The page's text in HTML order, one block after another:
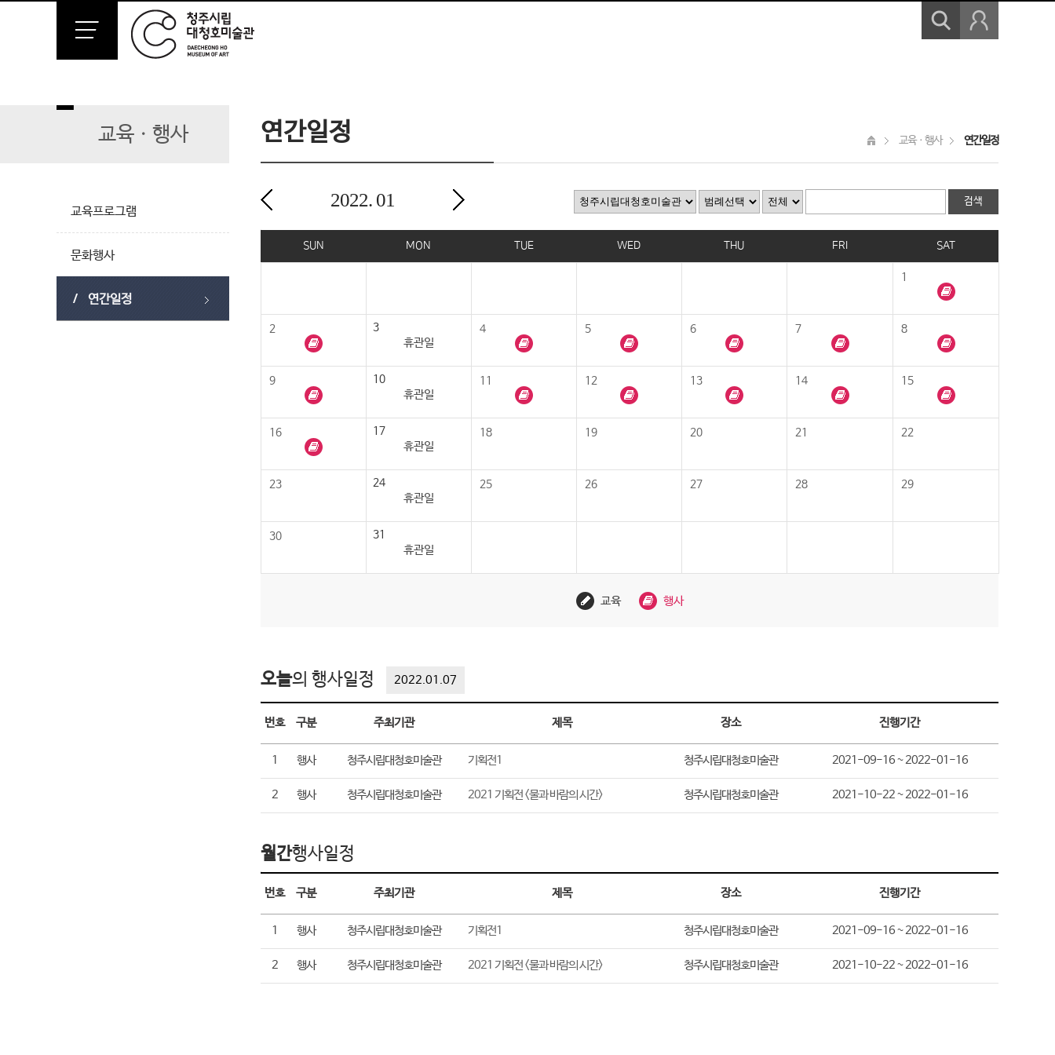
교육ㆍ행사
교육프로그램
문화행사
연간일정
연간일정 교육ㆍ행사 연간일정
2022. 01
SUN MON TUE WED THU FRI SAT
1
2 3
휴관일
4 5 6 7 8
9 10
휴관일
11 12 13 14 15
16 17
휴관일
18 19 20 21 22
23 24
휴관일
25 26 27 28 29
30 31
휴관일
교육 행사
오늘의 행사일정 2022.01.07
번호 구분 주최기관 제목 장소 진행기간
1 행사 청주시립대청호미술관 기획전1 청주시립대청호미술관 2021-09-16 ~ 2022-01-16
2 행사 청주시립대청호미술관 2021 기획전 <물과 바람의 시간> 청주시립대청호미술관 2021-10-22 ~ 2022-01-16
월간행사일정
번호 구분 주최기관 제목 장소 진행기간
1 행사 청주시립대청호미술관 기획전1 청주시립대청호미술관 2021-09-16 ~ 2022-01-16
2 행사 청주시립대청호미술관 2021 기획전 <물과 바람의 시간> 청주시립대청호미술관 2021-10-22 ~ 2022-01-16